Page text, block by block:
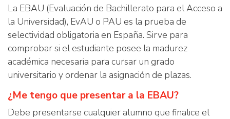
La EBAU (Evaluación de Bachillerato para el Acceso a
la Universidad), EvAU o PAU es la prueba de
selectividad obligatoria en España. Sirve para
comprobar si el estudiante posee la madurez
académica necesaria para cursar un grado
universitario y ordenar la asignación de plazas.
¿Me tengo que presentar a la EBAU?
Debe presentarse cualquier alumno que finalice el